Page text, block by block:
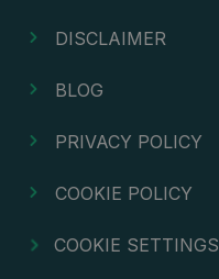
DISCLAIMER
BLOG
PRIVACY POLICY
COOKIE POLICY
COOKIE SETTINGS